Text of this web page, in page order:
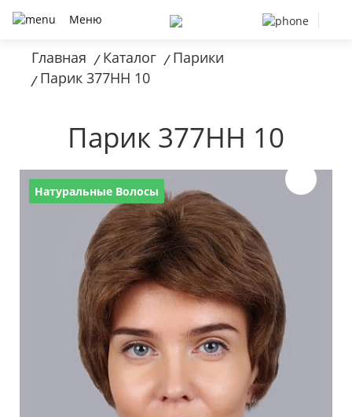
Меню
Главная / Каталог / Парики
/ Парик 377HH 10
Парик 377HH 10
Натуральные Волосы